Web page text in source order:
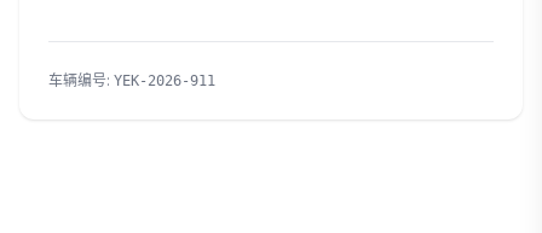
车辆编号: YEK-2026-911